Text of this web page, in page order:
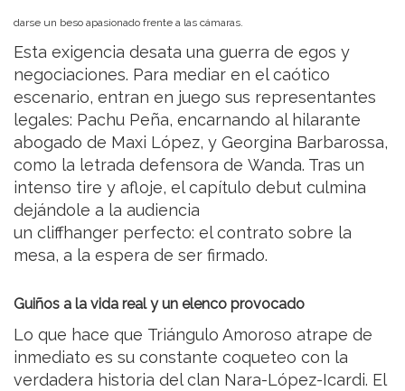
darse un beso apasionado frente a las cámaras.
Esta exigencia desata una guerra de egos y
negociaciones. Para mediar en el caótico
escenario, entran en juego sus representantes
legales: Pachu Peña, encarnando al hilarante
abogado de Maxi López, y Georgina Barbarossa,
como la letrada defensora de Wanda. Tras un
intenso tire y afloje, el capítulo debut culmina
dejándole a la audiencia
un cliffhanger perfecto: el contrato sobre la
mesa, a la espera de ser firmado.
Guiños a la vida real y un elenco provocado
Lo que hace que Triángulo Amoroso atrape de
inmediato es su constante coqueteo con la
verdadera historia del clan Nara-López-Icardi. El